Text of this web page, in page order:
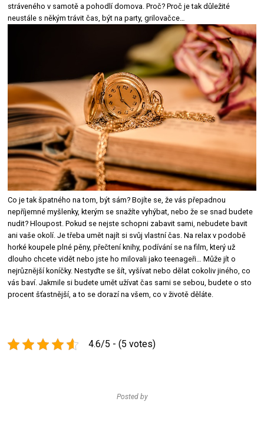
stráveného v samotě a pohodlí domova. Proč? Proč je tak důležité
neustále s někým trávit čas, být na party, grilovačce…
Co je tak špatného na tom, být sám? Bojíte se, že vás přepadnou
nepříjemné myšlenky, kterým se snažíte vyhýbat, nebo že se snad budete
nudit? Hloupost. Pokud se nejste schopni zabavit sami, nebudete bavit
ani vaše okolí. Je třeba umět najít si svůj vlastní čas. Na relax v podobě
horké koupele plné pěny, přečtení knihy, podívání se na film, který už
dlouho chcete vidět nebo jste ho milovali jako teenageři… Může jít o
nejrůznější koníčky. Nestyďte se šít, vyšívat nebo dělat cokoliv jiného, co
vás baví. Jakmile si budete umět užívat čas sami se sebou, budete o sto
procent šťastnější, a to se dorazí na všem, co v životě děláte.
4.6/5 - (5 votes)
Posted by